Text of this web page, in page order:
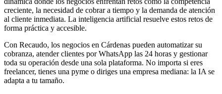
creciente, la necesidad de cobrar a tiempo y la demanda de atención
al cliente inmediata. La inteligencia artificial resuelve estos retos de
forma práctica y accesible.
Con Recaudo, los negocios en Cárdenas pueden automatizar su
cobranza, atender clientes por WhatsApp las 24 horas y gestionar
toda su operación desde una sola plataforma. No importa si eres
freelancer, tienes una pyme o diriges una empresa mediana: la IA se
adapta a tu tamaño.